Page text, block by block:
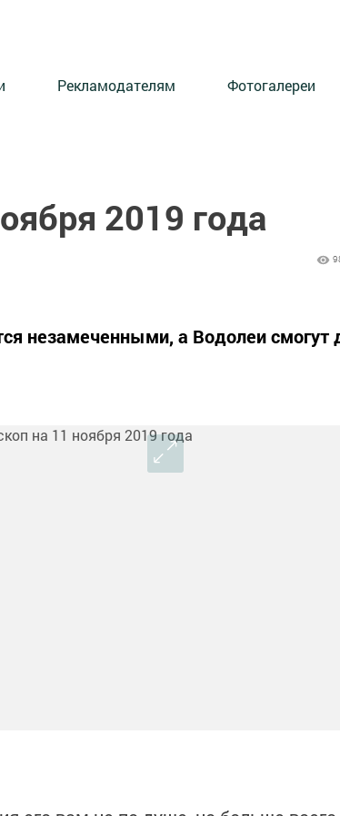
Рекламодателям Фотогалереи
2019 года
незамеченными, а Водолеи смогут